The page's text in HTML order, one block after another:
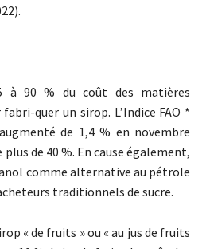
à 90 % du coût des matières
quer un sirop. L’Indice FAO *
de 1,4 % en novembre
plus de 40 %. En cause également,
comme alternative au pétrole
traditionnels de sucre.
« de fruits » ou « au jus de fruits